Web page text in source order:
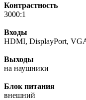
Контрастность
3000:1
Входы
HDMI, DisplayPort,
Выходы
на наушники
Блок питания
внешний